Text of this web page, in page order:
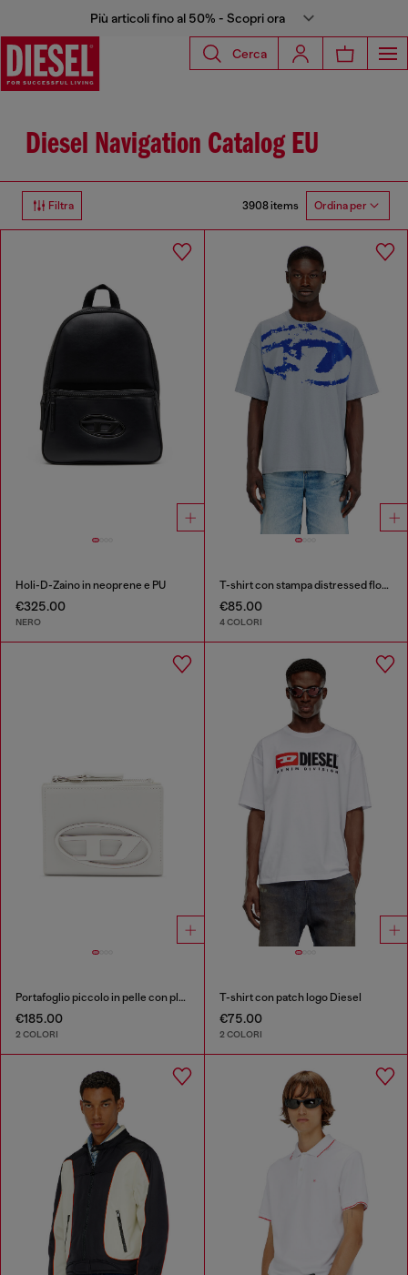
Più articoli fino al 50% - Scopri ora
Cerca
Diesel Navigation Catalog EU
Filtra 3908 items Ordina per
Holi-D-Zaino in neoprene e PU
€325.00
NERO
T-shirt con stampa distressed floccata
€85.00
4 COLORI
Portafoglio piccolo in pelle con placca logo
€185.00
2 COLORI
T-shirt con patch logo Diesel
€75.00
2 COLORI